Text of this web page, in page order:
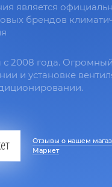
является
брендов
2008 года.
и установке
Отзывы о нашем
Маркет